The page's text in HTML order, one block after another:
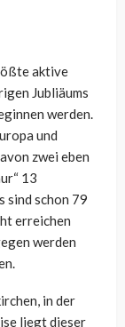
aktive
Jubliäums
werden.
und
zwei eben
13
sind schon 79
erreichen
werden
in der
liegt dieser